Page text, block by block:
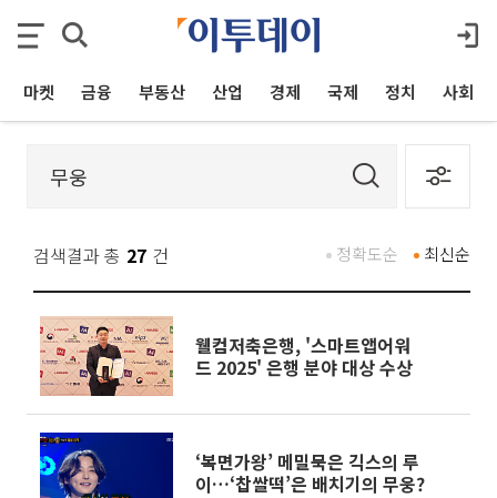
마켓 금융 부동산 산업 경제 국제 정치 사회
검색결과 총 27 건 최신순
정확도순
웰컴저축은행, '스마트앱어워
드 2025' 은행 분야 대상 수상
‘복면가왕’ 메밀묵은 긱스의 루
이…‘찹쌀떡’은 배치기의 무웅?